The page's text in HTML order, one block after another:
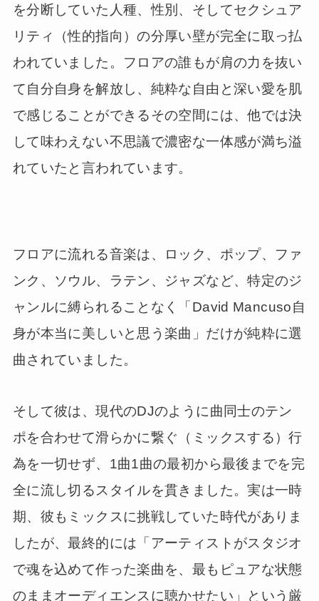
を分断していた人種、性別、そしてセクシュア
リティ（性的指向）の分厚い壁が完全に取っ払
われていました。フロアの誰もが肩の力を抜い
て自分自身を解放し、純粋な自由と深い愛を肌
で感じることができるその空間には、他では決
して味わえない不思議で濃密な一体感が満ち溢
れていたと言われています。
フロアに流れる音楽は、ロック、ポップ、ファ
ンク、ソウル、ラテン、ジャズなど、特定のジ
ャンルに縛られることなく「David Mancuso自
身が本当に美しいと思う楽曲」だけが純粋に選
曲されていました。
そして彼は、現代のDJのように曲同士のテン
ポを合わせて滑らかに繋ぐ（ミックスする）行
為を一切せず、1曲1曲の最初から最後までを完
全に流し切るスタイルを貫きました。実は一時
期、彼もミックスに挑戦していた時代がありま
したが、最終的には「アーティストがスタジオ
で魂を込めて作った楽曲を、最もピュアな状態
のままオーディエンスに聴かせたい」という厳